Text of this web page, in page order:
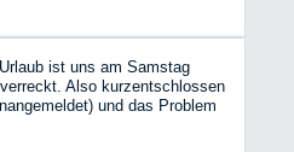
ist uns am Samstag
Also kurzentschlossen
und das Problem